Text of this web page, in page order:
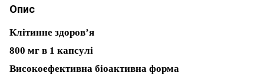
Опис
Клітинне здоров’я
800 мг в 1 капсулі
Високоефективна біоактивна форма